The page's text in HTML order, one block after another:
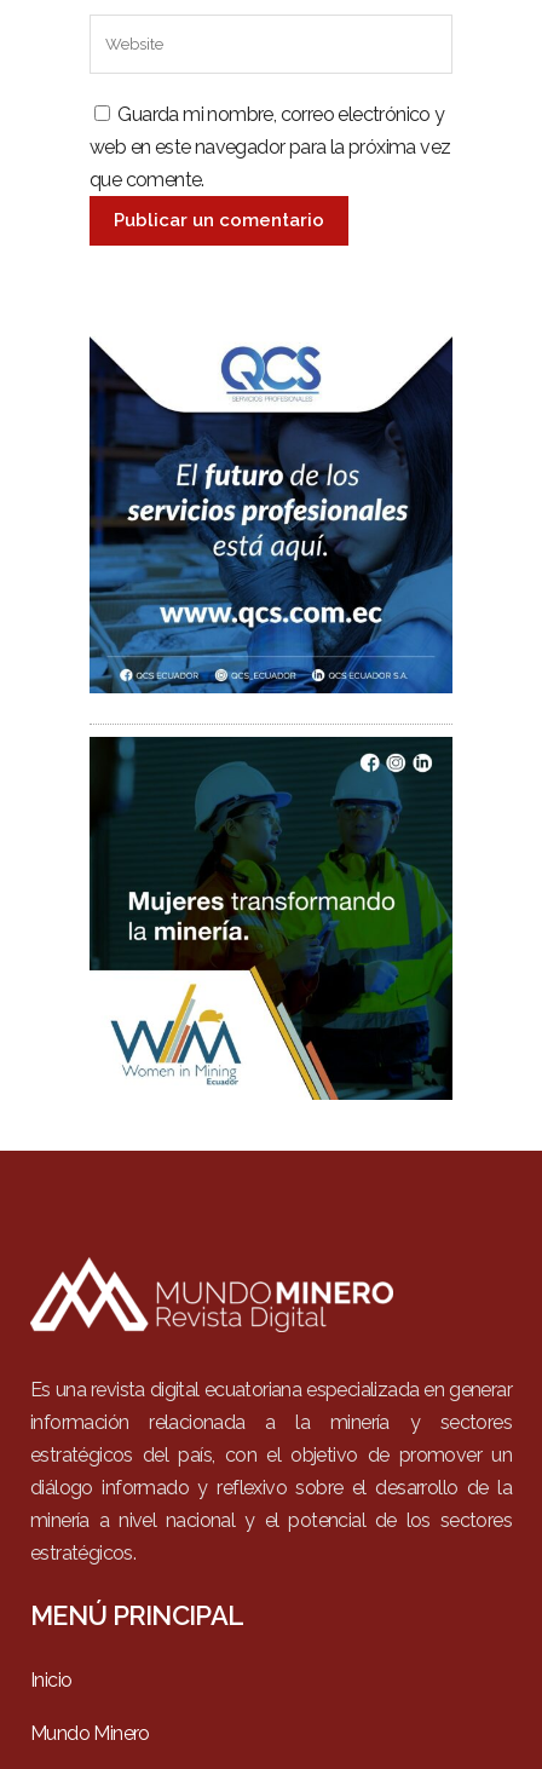
Guarda mi nombre, correo electrónico y
web en este navegador para la próxima vez
que comente.
Es una revista digital ecuatoriana especializada en generar
información relacionada a la minería y sectores
estratégicos del país, con el objetivo de promover un
diálogo informado y reflexivo sobre el desarrollo de la
minería a nivel nacional y el potencial de los sectores
estratégicos.
MENÚ PRINCIPAL
Inicio
Mundo Minero